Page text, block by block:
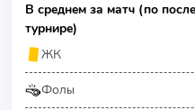
В среднем за матч (по
турнире)
ЖК
Фолы